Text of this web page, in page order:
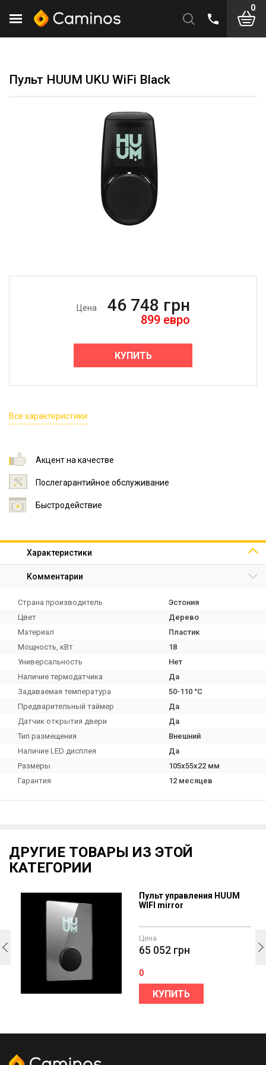
0
Пульт HUUM UKU WiFi Black
Цена 46 748 грн
899 евро
КУПИТЬ
Все характеристики
Акцент на качестве
Послегарантийное обслуживание
Быстродействие
Характеристики
Комментарии
Страна производитель
Эстония
Цвет
Дерево
Материал
Пластик
Мощность, кВт
18
Универсальность
Нет
Наличие термодатчика
Да
Задаваемая температура
50-110 °C
Предварительный таймер
Да
Датчик открытия двери
Да
Тип размещения
Внешний
Наличие LED дисплея
Да
Размеры
105х55х22 мм
Гарантия
12 месяцев
ДРУГИЕ ТОВАРЫ ИЗ ЭТОЙ
КАТЕГОРИИ
Пульт управления HUUM
WIFI mirror
Цена
65 052 грн
0
КУПИТЬ